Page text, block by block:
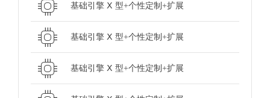
基础引擎 Ⅹ 型+个性定制+扩展
基础引擎 Ⅹ 型+个性定制+扩展
基础引擎 Ⅹ 型+个性定制+扩展